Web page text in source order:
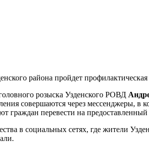
района пройдет
розыска Узденского РОВД
совершаются через мессенджеры, в
граждан перевести на
в социальных сетях, где жители